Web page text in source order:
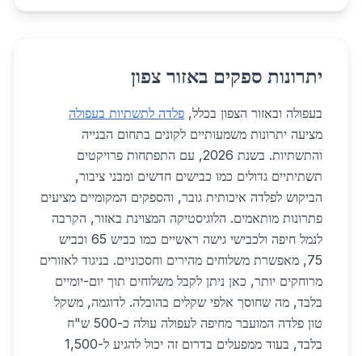
יתרונות ספקים באזור צפון
בעפולה ובאזור הצפון בכלל, פלדה לתשתיות בעפולה
מציעה יתרונות משמעותיים לקונים בתחום הבנייה
והתשתיות. בשנת 2026, עם התפתחות פרויקטים
תשתיתיים גדולים כמו כבישים חדשים ומבני ציבור,
הביקוש לפלדה איכותית גובר, והספקים המקומיים מציעים
פתרונות מותאמים. הלוגיסטיקה המצוינת באזור, הקרבה
לנמל חיפה ולכבישי גישה ראשיים כמו כביש 65 וכביש
75, מאפשרת משלוחים מהירים וחסכוניים. בניגוד לאזורים
מרוחקים יותר, כאן ניתן לקבל משלוחים תוך יום-יומיים
בלבד, מה שחוסך אלפי שקלים בהובלה. לדוגמה, משקל
טון פלדה המועבר מחיפה לעפולה עולה כ-500 ש"ח
בלבד, בעוד ממפעלים בדרום זה יכול להגיע ל-1,500